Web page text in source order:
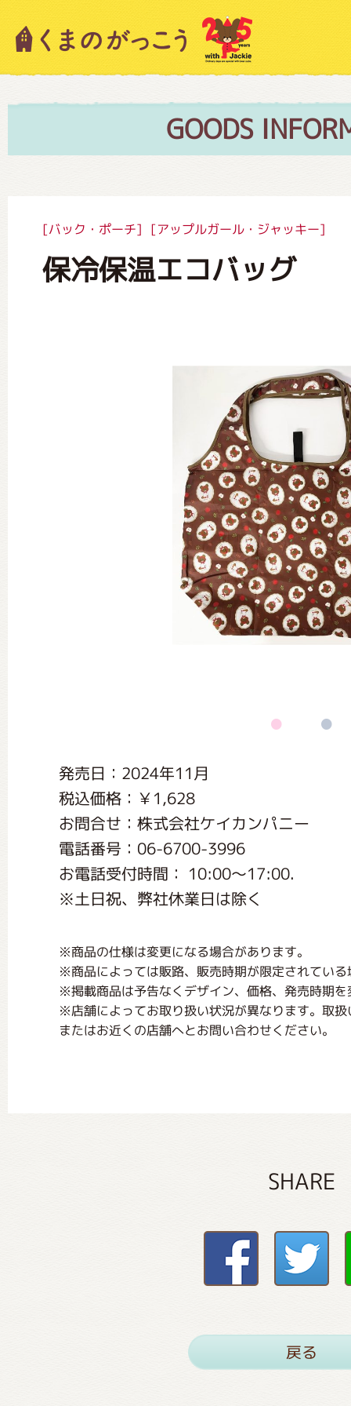
GOODS
[バック・ポーチ] [アップルガール・ジャッキー]
保冷保温エコバッグ
発売日：2024年11月
税込価格：￥1,628
お問合せ：株式会社ケイカンパニー
電話番号：06-6700-3996
お電話受付時間： 10:00～17:00.
※土日祝、弊社休業日は除く
※商品の仕様は変更になる場合があります。
※商品によっては販路、販売時期が限定されてい
※掲載商品は予告なくデザイン、価格、発売時期
※店舗によってお取り扱い状況が異なります。取
またはお近くの店舗へとお問い合わせください。
SHARE
戻る
キャラクター紹介
絵本・作家紹介
グッズインフォメーション
ミュージカル・コンサート
おたのしみコンテンツ(クイズ・
チア ジャッキーズ！
くまのがっこう 家庭科部